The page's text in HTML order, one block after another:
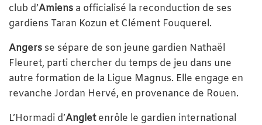
club d’Amiens a officialisé la reconduction de ses
gardiens Taran Kozun et Clément Fouquerel.
Angers se sépare de son jeune gardien Nathaël
Fleuret, parti chercher du temps de jeu dans une
autre formation de la Ligue Magnus. Elle engage en
revanche Jordan Hervé, en provenance de Rouen.
L’Hormadi d’Angletenrôle le gardien international